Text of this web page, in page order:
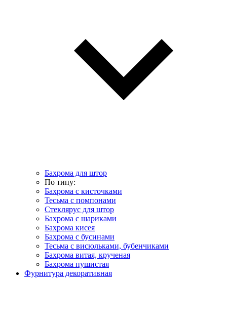
Бахрома для штор
По типу:
Бахрома с кисточками
Тесьма с помпонами
Стеклярус для штор
Бахрома с шариками
Бахрома кисея
Бахрома с бусинами
Тесьма с висюльками, бубенчиками
Бахрома витая, крученая
Бахрома пушистая
Фурнитура декоративная